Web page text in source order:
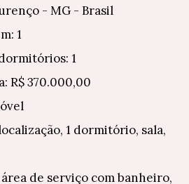
- MG - Brasil
1
1
R$ 370.000,00
1 dormitório, sala,
de serviço com banheiro,